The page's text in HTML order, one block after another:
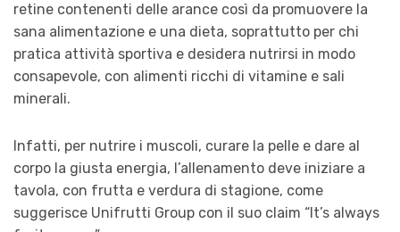
retine contenenti delle arance così da promuovere la
sana alimentazione e una dieta, soprattutto per chi
pratica attività sportiva e desidera nutrirsi in modo
consapevole, con alimenti ricchi di vitamine e sali
minerali.
Infatti, per nutrire i muscoli, curare la pelle e dare al
corpo la giusta energia, l’allenamento deve iniziare a
tavola, con frutta e verdura di stagione, come
suggerisce Unifrutti Group con il suo claim “It’s always